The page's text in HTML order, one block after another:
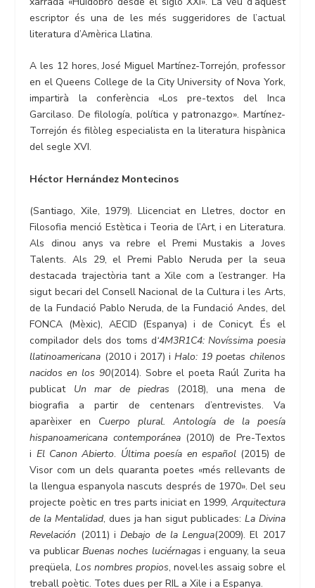
escriptor és una de les més suggeridores de l’actual
literatura d’Amèrica Llatina.
A les 12 hores, José Miguel Martínez-Torrejón, professor
en el Queens College de la City University of Nova York,
impartirà la conferència «Los pre-textos del Inca
Garcilaso. De filología, política y patronazgo». Martínez-
Torrejón és filòleg especialista en la literatura hispànica
del segle XVI.
Héctor Hernández Montecinos
(Santiago, Xile, 1979). Llicenciat en Lletres, doctor en
Filosofia menció Estètica i Teoria de l’Art, i en Literatura.
Als dinou anys va rebre el Premi Mustakis a Joves
Talents. Als 29, el Premi Pablo Neruda per la seua
destacada trajectòria tant a Xile com a l’estranger. Ha
sigut becari del Consell Nacional de la Cultura i les Arts,
de la Fundació Pablo Neruda, de la Fundació Andes, del
FONCA (Mèxic), AECID (Espanya) i de Conicyt. És el
compilador dels dos toms d‘4M3R1C4: Novíssima poesia
llatinoamericana (2010 i 2017) iHalo: 19 poetas chilenos
nacidos en los 90(2014). Sobre el poeta Raúl Zurita ha
publicat Un mar de piedras (2018), una mena de
biografia a partir de centenars d’entrevistes. Va
aparèixer en Cuerpo plural. Antología de la poesía
hispanoamericana contemporánea (2010) de Pre-Textos
i El Canon Abierto. Última poesía en español(2015) de
Visor com un dels quaranta poetes «més rellevants de
la llengua espanyola nascuts després de 1970». Del seu
projecte poètic en tres parts iniciat en 1999, Arquitectura
de la Mentalidad, dues ja han sigut publicades: La Divina
Revelación (2011) iDebajo de la Lengua(2009). El 2017
va publicar Buenas noches luciérnagas i enguany, la seua
preqüela, Los nombres propios, novel·les assaig sobre el
treball poètic. Totes dues per RIL a Xile i a Espanya.